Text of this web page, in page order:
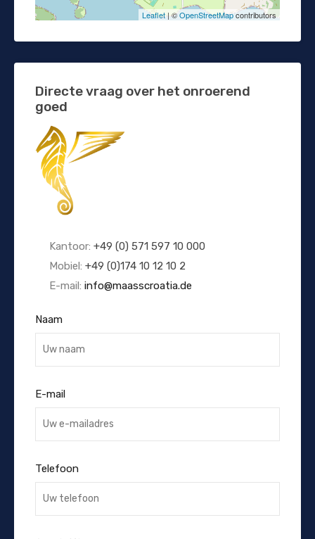
Leaflet| ©OpenStreetMapcontributors
Directe vraag over het onroerend
goed
Kantoor: +49 (0) 571 597 10 000
Mobiel: +49 (0)174 10 12 10 2
E-mail: info@maasscroatia.de
Naam
E-mail
Telefoon